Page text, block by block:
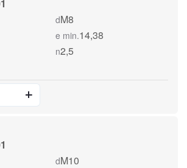
dM8
e min.14,38
n2,5
dM10